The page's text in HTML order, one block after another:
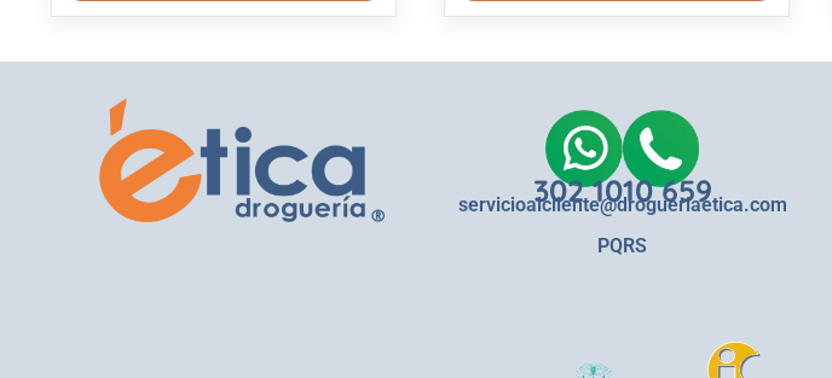
302 1010 659
servicioalcliente@drogueriaetica.com
PQRS